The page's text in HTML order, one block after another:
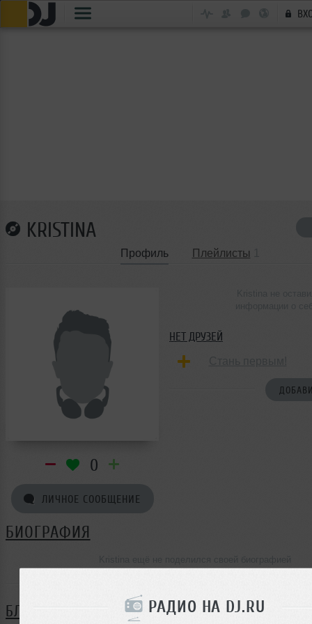
РАДИО НА DJ.RU
KRISTINA
Профиль Плейлисты
0
ЛИЧНОЕ СООБЩЕНИЕ
НЕТ ДРУЗЕЙ
БИОГРАФИЯ
БЛОГ